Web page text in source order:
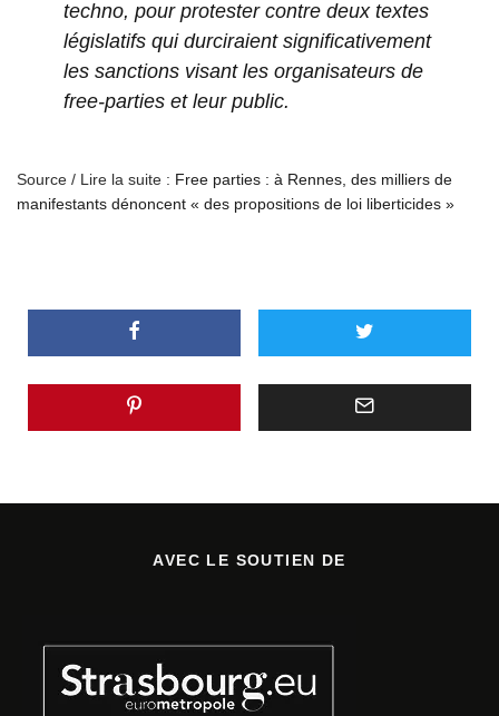
techno, pour protester contre deux textes
législatifs qui durciraient significativement
les sanctions visant les organisateurs de
free-parties et leur public.
Source / Lire la suite : Free parties : à Rennes, des milliers de
manifestants dénoncent « des propositions de loi liberticides »
AVEC LE SOUTIEN DE